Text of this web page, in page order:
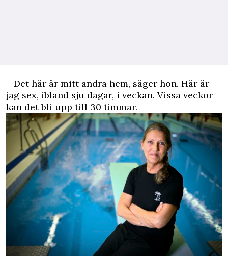
– Det här är mitt andra hem, säger hon. Här är
jag sex, ibland sju dagar, i veckan. Vissa veckor
kan det bli upp till 30 timmar.